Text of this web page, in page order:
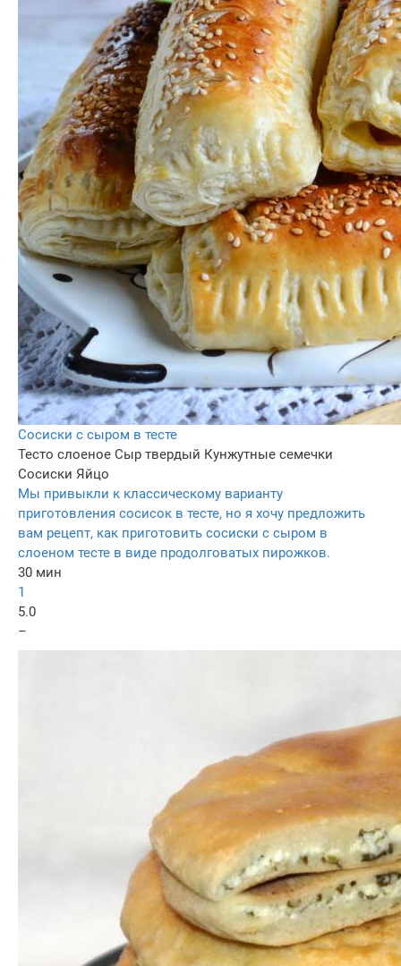
Сосиски с сыром в тесте
Тесто слоеное Сыр твердый Кунжутные семечки
Сосиски Яйцо
Мы привыкли к классическому варианту
приготовления сосисок в тесте, но я хочу предложить
вам рецепт, как приготовить сосиски с сыром в
слоеном тесте в виде продолговатых пирожков.
30 мин
1
5.0
–